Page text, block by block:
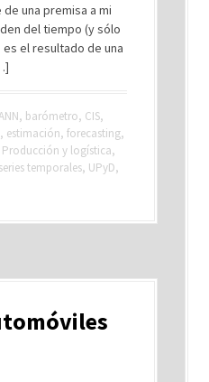
una premisa a mi
del tiempo (y sólo
el resultado de una
, barómetro, CIS,
, estimación, forecasting,
Producción y logística,
series temporales, UPyD,